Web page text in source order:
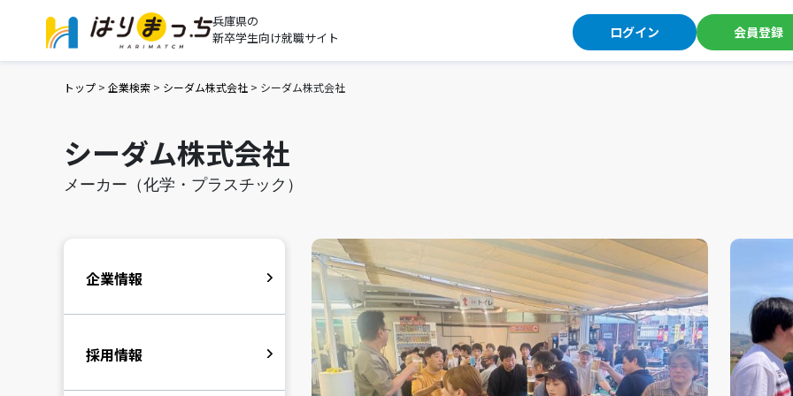
兵庫県の
新卒学生向け就職サイト
ログイン 会員登録
トップ > 企業検索 > シーダム株式会社 > シーダム株式会社
シーダム株式会社
メーカー（化学・プラスチック）
企業情報
採用情報